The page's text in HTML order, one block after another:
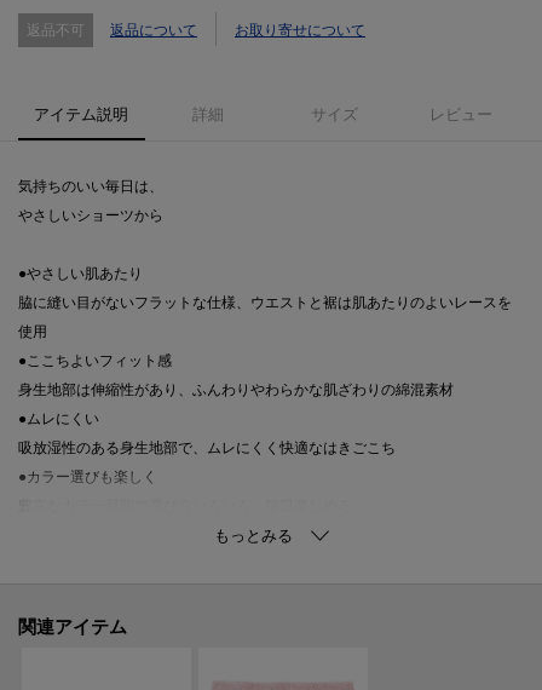
返品不可 返品について お取り寄せについて
アイテム説明 詳細 サイズ レビュー
気持ちのいい毎日は、
やさしいショーツから
●やさしい肌あたり
脇に縫い目がないフラットな仕様、ウエストと裾は肌あたりのよいレースを
使用
●ここちよいフィット感
身生地部は伸縮性があり、ふんわりやわらかな肌ざわりの綿混素材
●ムレにくい
吸放湿性のある身生地部で、ムレにくく快適なはきごこち
●カラー選びも楽しく
デザインはシンプルに、とにかくやさしいはきごこちにこだわった、定番の
ふかめタイプ。身生地部には吸放湿性のある伸びのよい綿混素材を使用して
関連アイテム